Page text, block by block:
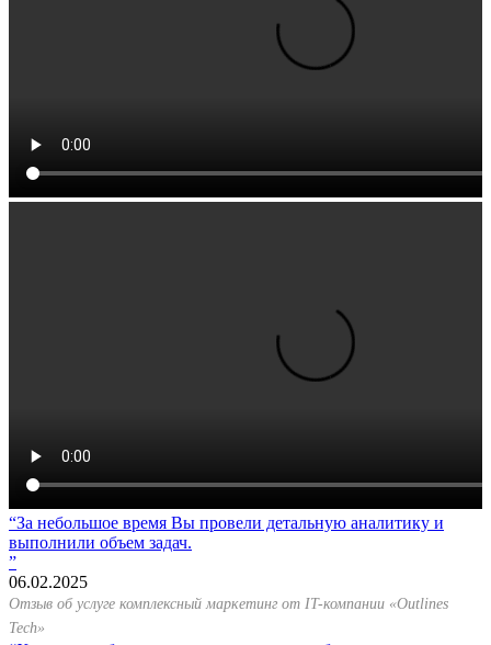
За небольшое время Вы провели детальную аналитику и
выполнили объем задач.
06.02.2025
Отзыв об услуге комплексный маркетинг от IT-компании «Outlines
Tech»